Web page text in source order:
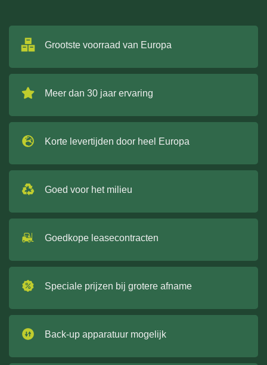
Grootste voorraad van Europa
Meer dan 30 jaar ervaring
Korte levertijden door heel Europa
Goed voor het milieu
Goedkope leasecontracten
Speciale prijzen bij grotere afname
Back-up apparatuur mogelijk